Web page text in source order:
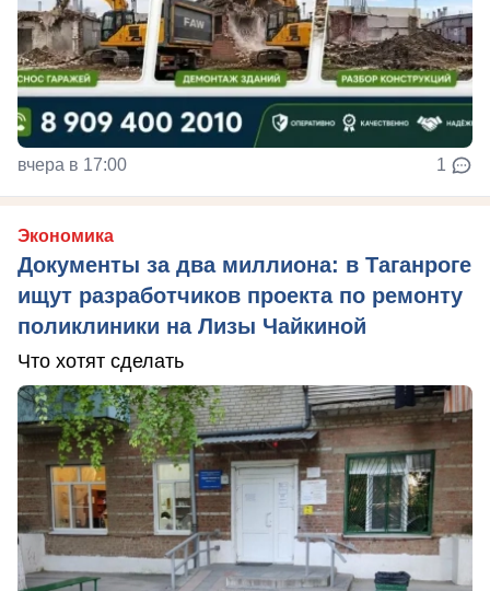
вчера в 17:00 1
Экономика
Документы за два миллиона: в Таганроге
ищут разработчиков проекта по ремонту
поликлиники на Лизы Чайкиной
Что хотят сделать